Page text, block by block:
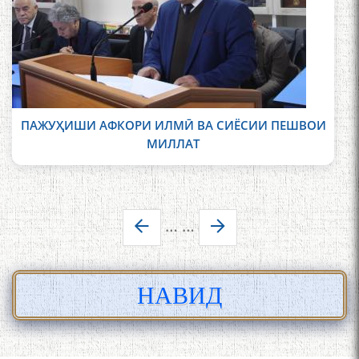
ПАЖУҲИШИ АФКОРИ ИЛМӢ ВА СИЁСИИ ПЕШВОИ
МИЛЛАТ
Pages … …
НАВИД